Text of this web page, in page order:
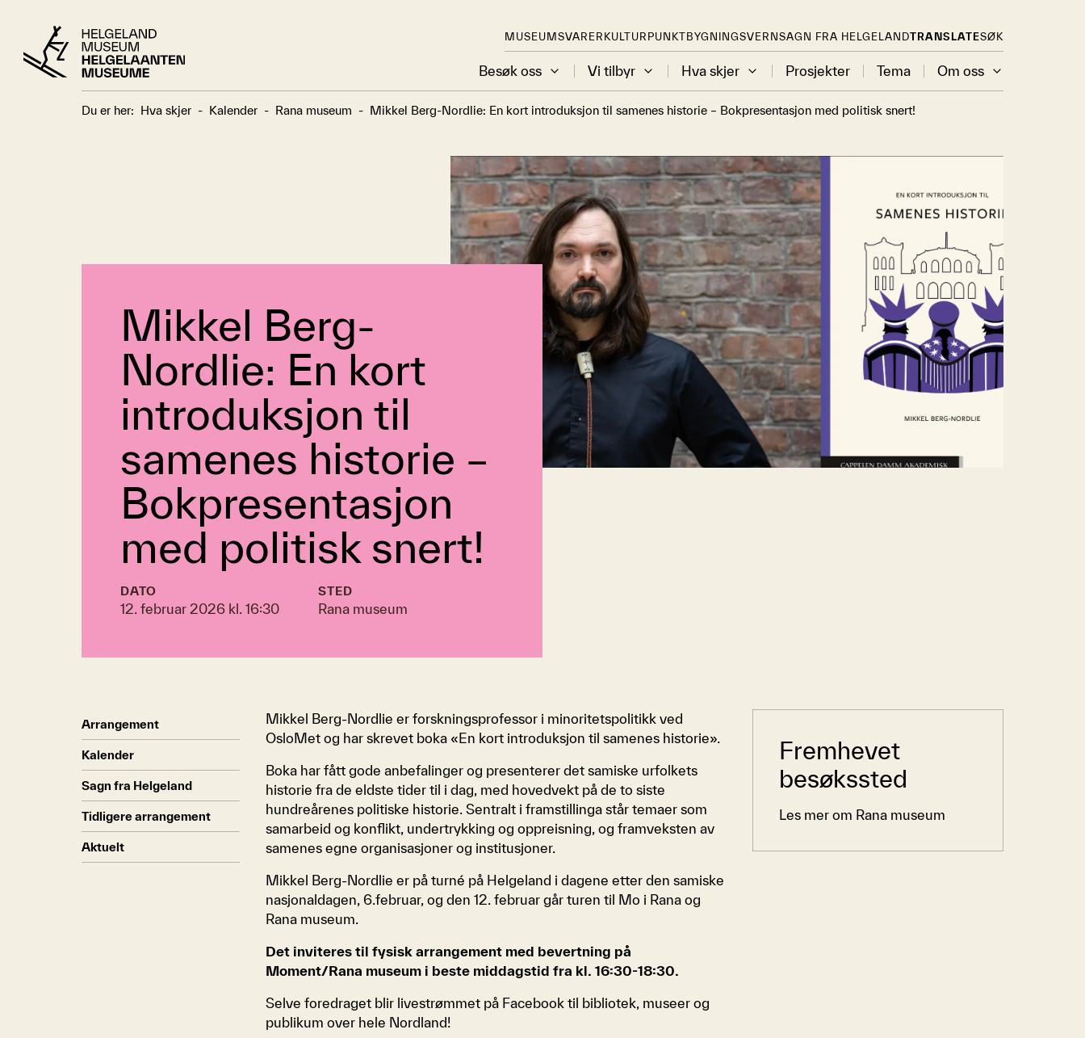
Besøk oss Vi tilbyr Hva skjer Prosjekter Tema Om oss
MUSEUMSVARER KULTURPUNKT BYGNINGSVERNSAGN FRA HELGELANDTRANSLATESØK
Du er her: Hva skjer - Kalender - Rana museum - Mikkel Berg-Nordlie: En kort introduksjon til samenes historie – Bokpresentasjon med politisk snert!
Mikkel Berg-
Nordlie: En kort
introduksjon til
samenes historie –
Bokpresentasjon
med politisk snert!
DATO
12. februar 2026 kl. 16:30
STED
Rana museum
Arrangement
Kalender
Sagn fra Helgeland
Tidligere arrangement
Aktuelt
Sidemeny
Fremhevet
besøkssted
Les mer om Rana museum
Mikkel Berg-Nordlie er forskningsprofessor i minoritetspolitikk ved
OsloMet og har skrevet boka «En kort introduksjon til samenes historie».
Boka har fått gode anbefalinger og presenterer det samiske urfolkets
historie fra de eldste tider til i dag, med hovedvekt på de to siste
hundreårenes politiske historie. Sentralt i framstillinga står temaer som
samarbeid og konflikt, undertrykking og oppreisning, og framveksten av
samenes egne organisasjoner og institusjoner.
Mikkel Berg-Nordlie er på turné på Helgeland i dagene etter den samiske
nasjonaldagen, 6.februar, og den 12. februar går turen til Mo i Rana og
Rana museum.
Det inviteres til fysisk arrangement med bevertning på
Moment/Rana museum i beste middagstid fra kl. 16:30-18:30.
Selve foredraget blir livestrømmet på Facebook til bibliotek, museer og
publikum over hele Nordland!